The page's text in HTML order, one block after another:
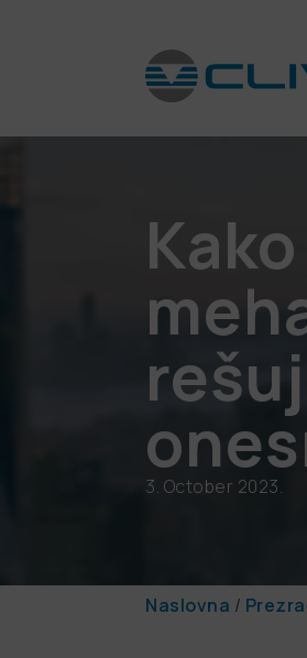
3. October 2023.
Naslovna /